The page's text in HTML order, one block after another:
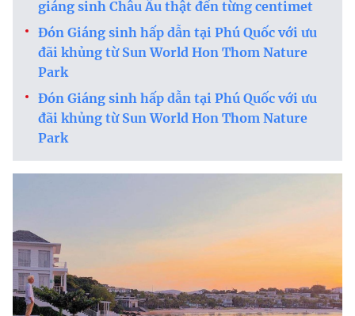
giáng sinh Châu Âu thật đến từng centimet
Đón Giáng sinh hấp dẫn tại Phú Quốc với ưu
đãi khủng từ Sun World Hon Thom Nature
Park
Đón Giáng sinh hấp dẫn tại Phú Quốc với ưu
đãi khủng từ Sun World Hon Thom Nature
Park